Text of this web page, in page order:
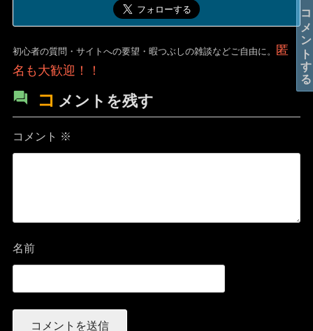
初心者の質問・サイトへの要望・暇つぶしの雑談などご自由に。
匿
名も大歓迎！！
コ メントを残す
コメント ※
名前
コメントする